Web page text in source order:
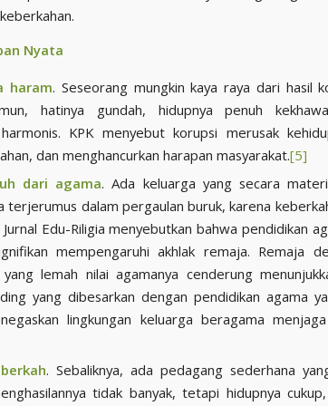
Nyata
haram. Seseorang mungkin kaya raya dari hasil
hatinya gundah, hidupnya penuh
KPK menyebut korupsi merusak
dan menghancurkan harapan masyarakat.[5]
dari agama. Ada keluarga yang secara
terjerumus dalam pergaulan buruk, karena
Edu-Riligia menyebutkan bahwa pendidikan
mempengaruhi akhlak remaja. Remaja
lemah nilai agamanya cenderung
yang dibesarkan dengan pendidikan agama
lingkungan keluarga beragama
. Sebaliknya, ada pedagang sederhana
tidak banyak, tetapi hidupnya